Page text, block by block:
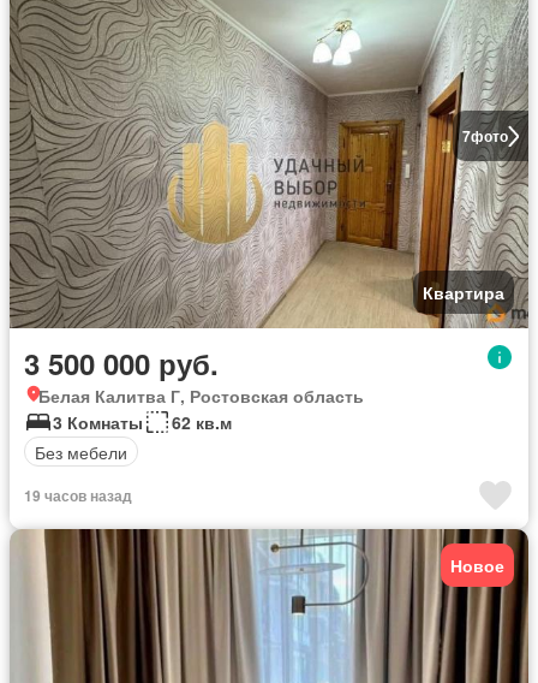
7фото
Квартира
3 500 000 руб.
Белая Калитва Г, Ростовская область
3 Комнаты
62 кв.м
Без мебели
19 часов назад
Новое